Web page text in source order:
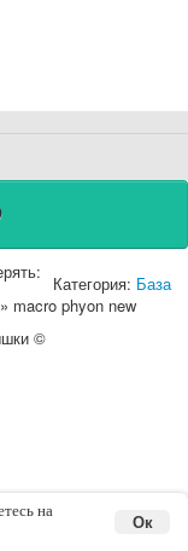
Категория: База
» macro phyon new
©